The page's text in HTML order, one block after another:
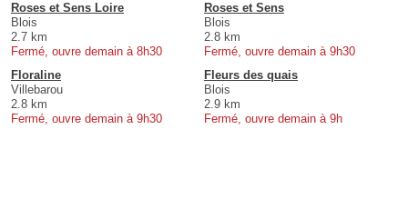
Roses et Sens Loire
Blois
2.7 km
Fermé, ouvre demain à 8h30
Roses et Sens
Blois
2.8 km
Fermé, ouvre demain à 9h30
Floraline
Villebarou
2.8 km
Fermé, ouvre demain à 9h30
Fleurs des quais
Blois
2.9 km
Fermé, ouvre demain à 9h